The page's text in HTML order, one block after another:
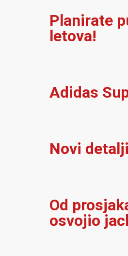
Planirate
letova!
Adidas
Novi
Od
osvojio